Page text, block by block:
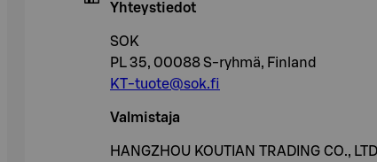
Yhteystiedot
SOK
PL 35, 00088 S-ryhmä, Finland
KT-tuote@sok.fi
Valmistaja
HANGZHOU KOUTIAN TRADING CO., LTD